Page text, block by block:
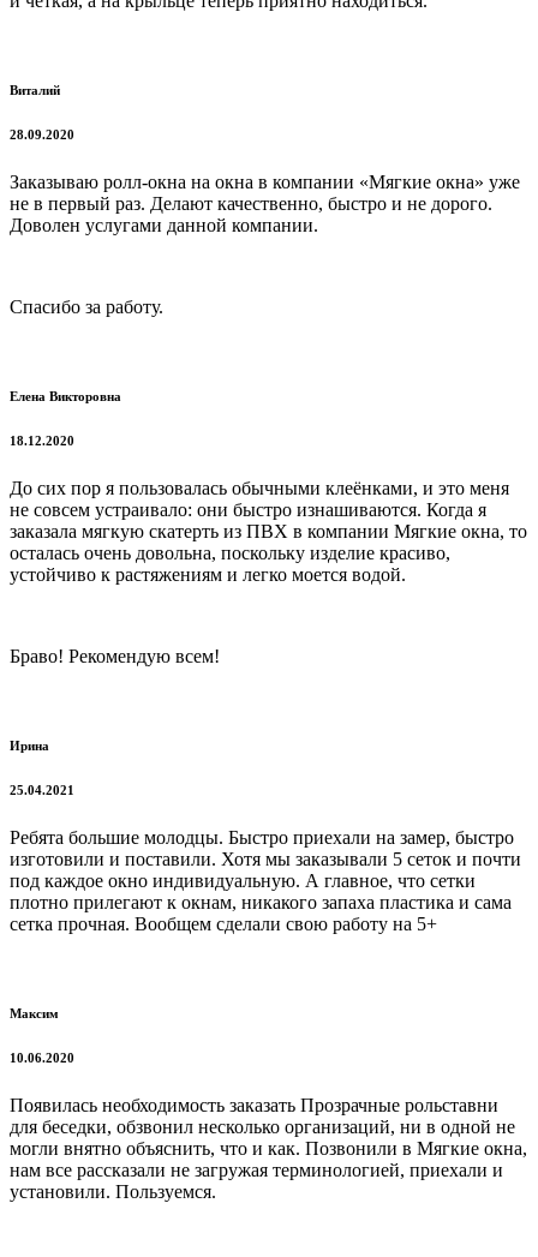
Виталий
28.09.2020
Заказываю ролл-окна на окна в компании «Мягкие окна» уже
не в первый раз. Делают качественно, быстро и не дорого.
Доволен услугами данной компании.
Спасибо за работу.
Елена Викторовна
18.12.2020
До сих пор я пользовалась обычными клеёнками, и это меня
не совсем устраивало: они быстро изнашиваются. Когда я
заказала мягкую скатерть из ПВХ в компании Мягкие окна, то
осталась очень довольна, поскольку изделие красиво,
устойчиво к растяжениям и легко моется водой.
Браво! Рекомендую всем!
Ирина
25.04.2021
Ребята большие молодцы. Быстро приехали на замер, быстро
изготовили и поставили. Хотя мы заказывали 5 сеток и почти
под каждое окно индивидуальную. А главное, что сетки
плотно прилегают к окнам, никакого запаха пластика и сама
сетка прочная. Вообщем сделали свою работу на 5+
Максим
10.06.2020
Появилась необходимость заказать Прозрачные рольставни
для беседки, обзвонил несколько организаций, ни в одной не
могли внятно объяснить, что и как. Позвонили в Мягкие окна,
нам все рассказали не загружая терминологией, приехали и
установили. Пользуемся.